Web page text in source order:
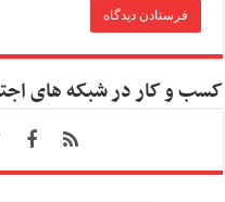
کسب و کار در شبکه های